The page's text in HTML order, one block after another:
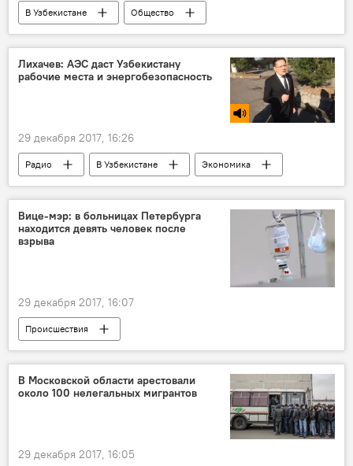
В Узбекистане
Общество
Узбекистан
Узбекистон темир йуллари
Новый год
Поезд
Лихачев: АЭС даст Узбекистану
рабочие места и энергобезопасность
29 декабря 2017, 16:26
Радио В Узбекистане
Экономика
Ташкент
Правительство Узбекистана
Росатом
Узбекско-российские отношения
Строительство АЭС в Узбекистане
Вице-мэр: в больницах Петербурга
находится девять человек после
взрыва
29 декабря 2017, 16:07
Происшествия
Взрыв в супермаркете "Перекресток" в Санкт-Петербурге
Санкт-Петербург
Гражданин Узбекистана
Взрыв
В Московской области арестовали
около 100 нелегальных мигрантов
29 декабря 2017, 16:05